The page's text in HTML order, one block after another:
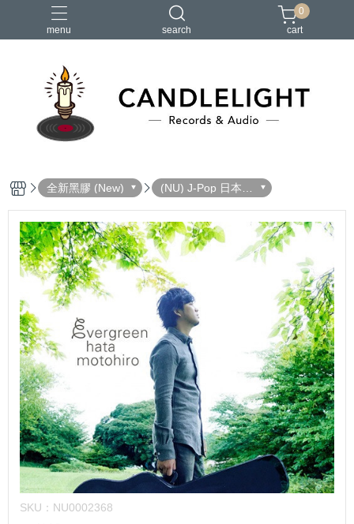
menu search
2026大港開唱 RSD 聖誕節 鏈鋸人蕾潔篇 黑潮好針
0
cart
全新黑膠 (New)
(NU) J-Pop 日本流
行
SKU： NU0002368